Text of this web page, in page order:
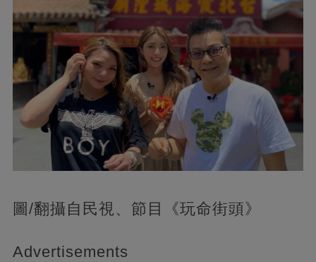
圖/翻攝自民視、節目《玩命街頭》
Advertisements